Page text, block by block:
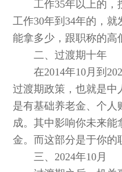
工作35年以上的，按
工作30年到34年的，
能拿多少，跟职称的高
二、过渡期十年
在2014年10月到
过渡期政策，也就是中
是有基础养老金、个人
成。其中影响你未来
金。而这部分是于你的
三、2024年10月